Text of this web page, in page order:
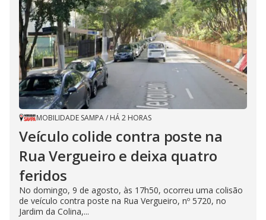
MOBILIDADE SAMPA/ HÁ 2 HORAS
Veículo colide contra poste na
Rua Vergueiro e deixa quatro
feridos
No domingo, 9 de agosto, às 17h50, ocorreu uma colisão
de veículo contra poste na Rua Vergueiro, nº 5720, no
Jardim da Colina,...